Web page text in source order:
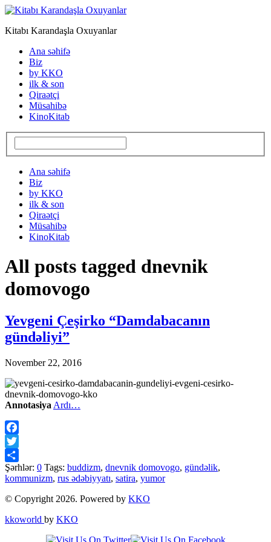
Kitabı Karandaşla Oxuyanlar
Ana səhifə
Biz
by KKO
ilk & son
Qiraətçi
Müsahibə
KinoKitab
Ana səhifə
Biz
by KKO
ilk & son
Qiraətçi
Müsahibə
KinoKitab
All posts tagged dnevnik
domovogo
Yevgeni Çeşirko “Damdabacanın
gündəliyi”
November 22, 2016
Annotasiya Ardı…
Facebook
Twitter
Share
Şərhlər: 0 Tags: buddizm, dnevnik domovogo, gündəlik,
kommunizm, rus ədəbiyyatı, satira, yumor
© Copyright 2026. Powered by KKO
kkoworld by KKO